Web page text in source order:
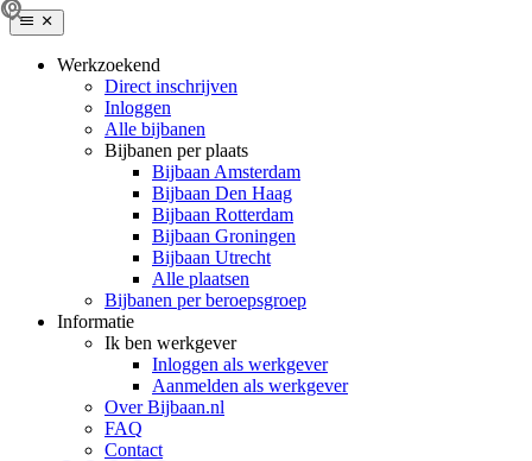
Werkzoekend
Direct inschrijven
Inloggen
Alle bijbanen
Bijbanen per plaats
Bijbaan Amsterdam
Bijbaan Den Haag
Bijbaan Rotterdam
Bijbaan Groningen
Bijbaan Utrecht
Alle plaatsen
Bijbanen per beroepsgroep
Informatie
Ik ben werkgever
Inloggen als werkgever
Aanmelden als werkgever
Over Bijbaan.nl
FAQ
Contact